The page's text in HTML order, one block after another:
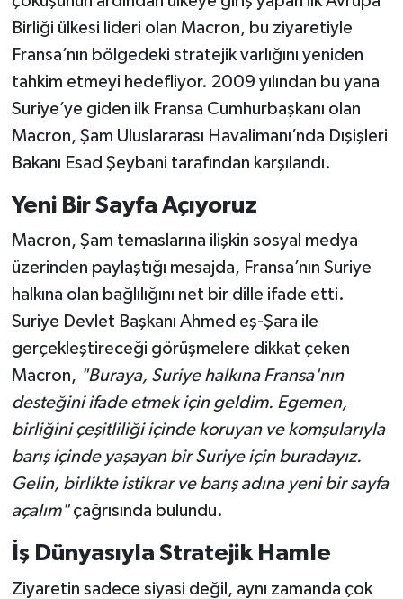
Birliği ülkesi lideri olan Macron, bu ziyaretiyle
Fransa’nın bölgedeki stratejik varlığını yeniden
tahkim etmeyi hedefliyor. 2009 yılından bu yana
Suriye’ye giden ilk Fransa Cumhurbaşkanı olan
Macron, Şam Uluslararası Havalimanı’nda Dışişleri
Bakanı Esad Şeybani tarafından karşılandı.
Yeni Bir Sayfa Açıyoruz
Macron, Şam temaslarına ilişkin sosyal medya
üzerinden paylaştığı mesajda, Fransa’nın Suriye
halkına olan bağlılığını net bir dille ifade etti.
Suriye Devlet Başkanı Ahmed eş-Şara ile
gerçekleştireceği görüşmelere dikkat çeken
Macron, "Buraya, Suriye halkına Fransa'nın
desteğini ifade etmek için geldim. Egemen,
birliğini çeşitliliği içinde koruyan ve komşularıyla
barış içinde yaşayan bir Suriye için buradayız.
Gelin, birlikte istikrar ve barış adına yeni bir sayfa
açalım"çağrısında bulundu.
İş Dünyasıyla Stratejik Hamle
Ziyaretin sadece siyasi değil, aynı zamanda çok